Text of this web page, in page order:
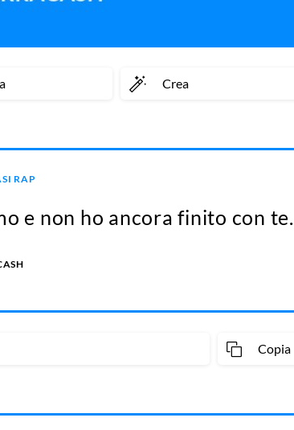
Crea
RAP
e non ho ancora finito con te.
Copia